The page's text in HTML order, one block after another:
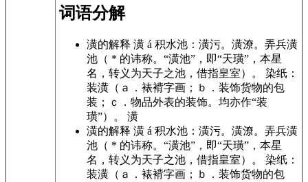
词语分解
潢的解释 潢 á 积水池：潢污。潢潦。弄兵潢
池（ * 的讳称。“潢池”，即“天璜”，本星
名，转义为天子之池，借指皇室）。 染纸：
装潢（ａ．裱褙字画；ｂ．装饰货物的包
装；ｃ．物品外表的装饰。均亦作“装
璜”）。 潢
潢的解释 潢 á 积水池：潢污。潢潦。弄兵潢
池（ * 的讳称。“潢池”，即“天璜”，本星
名，转义为天子之池，借指皇室）。 染纸：
装潢（ａ．裱褙字画；ｂ．装饰货物的包